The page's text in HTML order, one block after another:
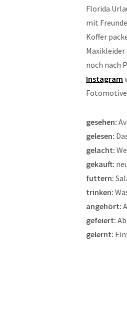
Florida
mit
Koffer
Maxikleider
noch nach
Instagram
Fotomotive
gesehen:
gelesen:
gelacht:
gekauft:
futtern:
trinken:
angehört:
gefeiert:
gelernt: